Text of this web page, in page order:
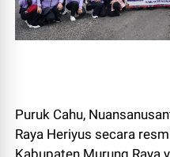
Puruk Cahu,
Raya Heriyus secara
Kabupaten Murung Raya